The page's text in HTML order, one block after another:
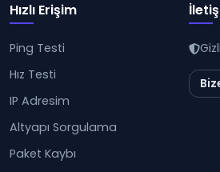
Hızlı Erişim
Ping Testi
Hız Testi
IP Adresim
Altyapı Sorgulama
Paket Kaybı